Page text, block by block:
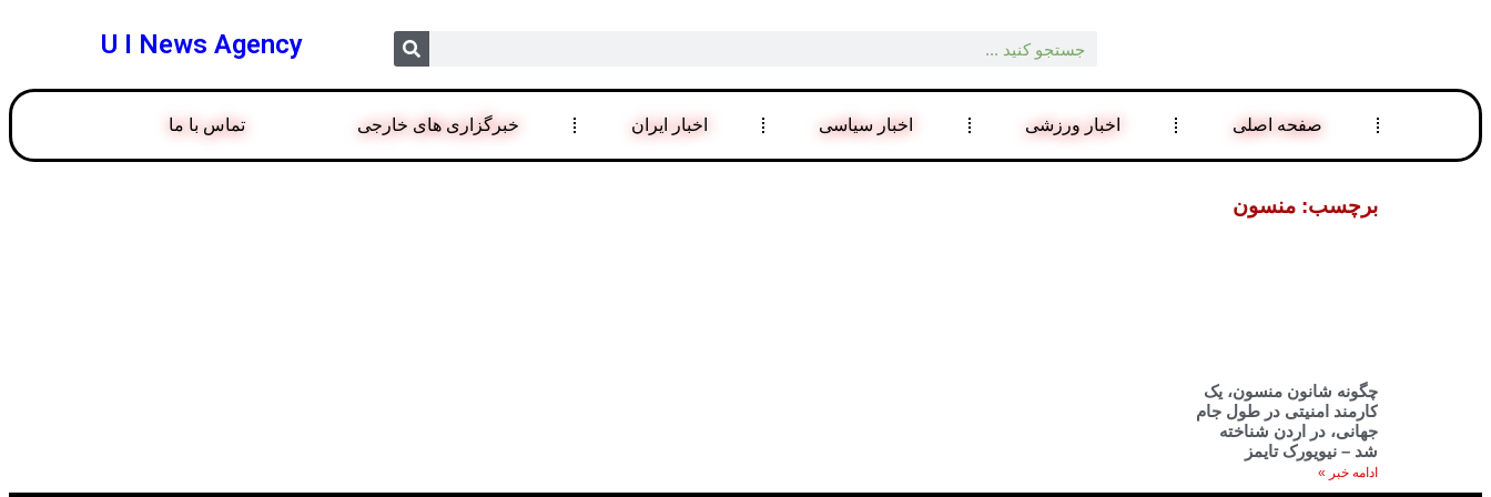
U I News Agency
صفحه اصلی اخبار ورزشی اخبار سیاسی اخبار ایران خبرگزاری های خارجی تماس با ما
برچسب: منسون
چگونه شانون منسون، یک
کارمند امنیتی در طول جام
جهانی، در اردن شناخته
شد – نیویورک تایمز
ادامه خبر »